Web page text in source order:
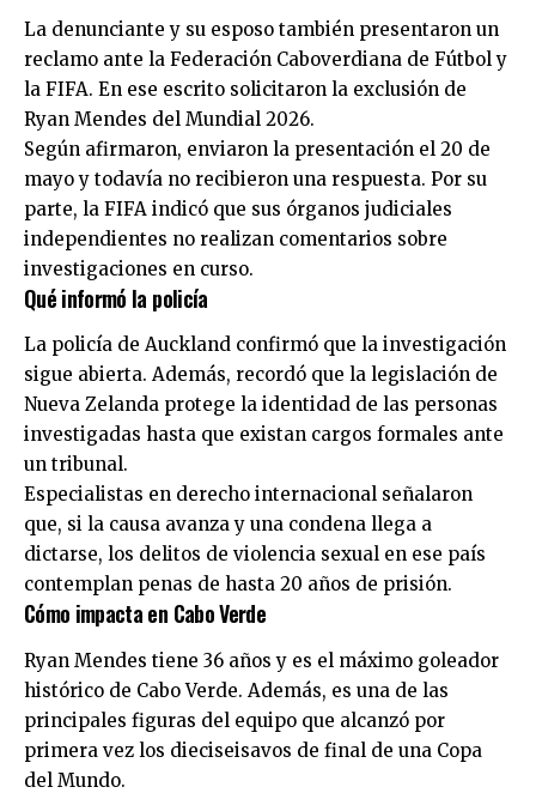
La denunciante y su esposo también presentaron un
reclamo ante la Federación Caboverdiana de Fútbol y
la FIFA. En ese escrito solicitaron la exclusión de
Ryan Mendes del Mundial 2026.
Según afirmaron, enviaron la presentación el 20 de
mayo y todavía no recibieron una respuesta. Por su
parte, la FIFA indicó que sus órganos judiciales
independientes no realizan comentarios sobre
investigaciones en curso.
Qué informó la policía
La policía de Auckland confirmó que la investigación
sigue abierta. Además, recordó que la legislación de
Nueva Zelanda protege la identidad de las personas
investigadas hasta que existan cargos formales ante
un tribunal.
Especialistas en derecho internacional señalaron
que, si la causa avanza y una condena llega a
dictarse, los delitos de violencia sexual en ese país
contemplan penas de hasta 20 años de prisión.
Cómo impacta en Cabo Verde
Ryan Mendes tiene 36 años y es el máximo goleador
histórico de Cabo Verde. Además, es una de las
principales figuras del equipo que alcanzó por
primera vez los dieciseisavos de final de una Copa
del Mundo.